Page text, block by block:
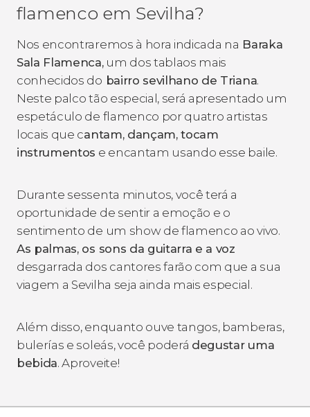
flamenco em Sevilha?
Nos encontraremos à hora indicada na Baraka
Sala Flamenca,um dos tablaos mais
conhecidos do bairro sevilhano de Triana.
Neste palco tão especial, será apresentado um
espetáculo de flamenco por quatro artistas
locais que cantam, dançam, tocam
instrumentos e encantam usando esse baile.
Durante sessenta minutos, você terá a
oportunidade de sentir a emoção e o
sentimento de um show de flamenco ao vivo.
As palmas, os sons da guitarra e a voz
desgarrada dos cantores farão com que a sua
viagem a Sevilha seja ainda mais especial.
Além disso, enquanto ouve tangos, bamberas,
bulerías e soleás, você poderá degustar uma
bebida. Aproveite!